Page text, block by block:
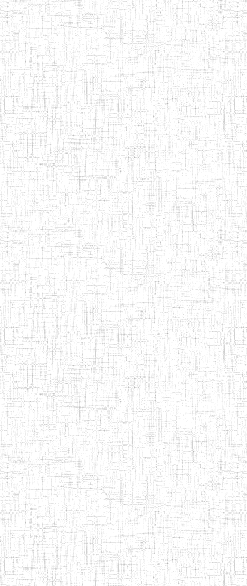
02/09/2014 ENIEG Privé
04/02/2014 ENIET Privé
28/08/2009 ENIEG Privé
28/12/2007 ENIEG Privé
15/04/2014 ENIEG Privé
20/08/2015 ENIEG Privé
28/08/2009 ENIEG Privé